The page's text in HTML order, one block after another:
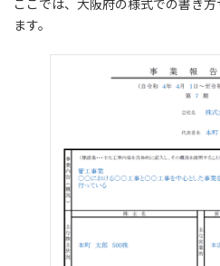
ここでは、大阪府の様式での書き
ます。